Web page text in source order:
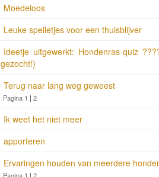
Moedeloos
Leuke spelletjes voor een thuisblijver
Ideetje uitgewerkt: Hondenras-quiz
gezocht!)
Terug naar lang weg geweest
Pagina 1 | 2
Ik weet het niet meer
apporteren
Ervaringen houden van meerdere